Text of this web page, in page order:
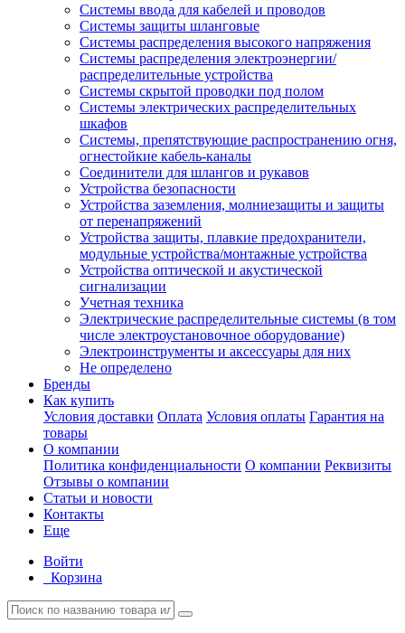
Системы ввода для кабелей и проводов
Системы защиты шланговые
Системы распределения высокого напряжения
Системы распределения электроэнергии/
распределительные устройства
Системы скрытой проводки под полом
Системы электрических распределительных
шкафов
Системы, препятствующие распространению огня,
огнестойкие кабель-каналы
Соединители для шлангов и рукавов
Устройства безопасности
Устройства заземления, молниезащиты и защиты
от перенапряжений
Устройства защиты, плавкие предохранители,
модульные устройства/монтажные устройства
Устройства оптической и акустической
сигнализации
Учетная техника
Электрические распределительные системы (в том
числе электроустановочное оборудование)
Электроинструменты и аксессуары для них
Не определено
Бренды
Как купить
Условия доставки Оплата Условия оплаты Гарантия на
товары
О компании
Политика конфиденциальности О компании Реквизиты
Отзывы о компании
Статьи и новости
Контакты
Еще
Войти
Корзина